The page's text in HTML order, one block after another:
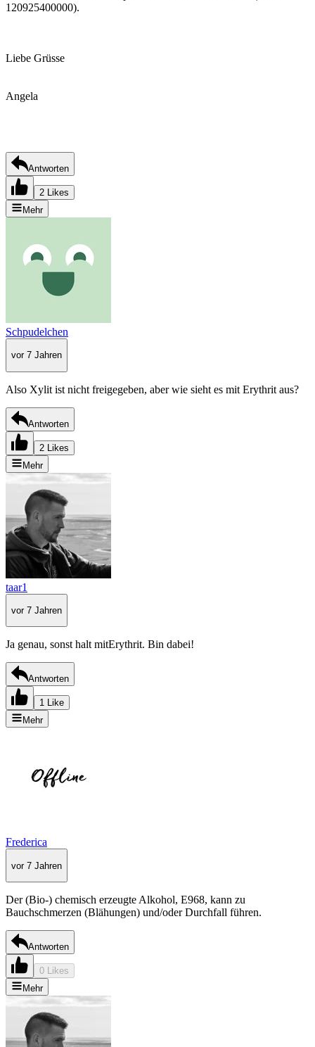
120925400000).
Liebe Grüsse
Angela
Antworten
2 Likes
Mehr
Schpudelchen
vor 7 Jahren
Also Xylit ist nicht freigegeben, aber wie sieht es mit Erythrit aus?
Antworten
2 Likes
Mehr
taar1
vor 7 Jahren
Ja genau, sonst halt mitErythrit. Bin dabei!
Antworten
1 Like
Mehr
Frederica
vor 7 Jahren
Der (Bio-) chemisch erzeugte Alkohol, E968, kann zu
Bauchschmerzen (Blähungen) und/oder Durchfall führen.
Antworten
0 Likes
Mehr